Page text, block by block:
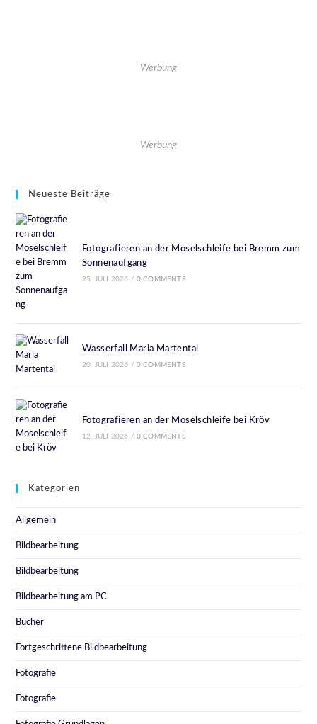
Werbung
Werbung
Neueste Beiträge
Fotografieren an der Moselschleife bei Bremm zum
Sonnenaufgang
25. JULI 2026 / 0 COMMENTS
Wasserfall Maria Martental
20. JULI 2026 / 0 COMMENTS
Fotografieren an der Moselschleife bei Kröv
12. JULI 2026 / 0 COMMENTS
Kategorien
Allgemein
Bildbearbeitung
Bildbearbeitung
Bildbearbeitung am PC
Bücher
Fortgeschrittene Bildbearbeitung
Fotografie
Fotografie